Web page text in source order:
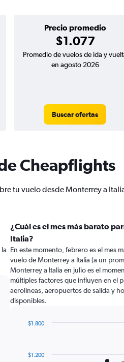
Precio promedio
$1.077
Promedio de vuelos de ida y
en agosto 2026
Buscar ofertas
Cheapflights
tu vuelo desde Monterrey a
¿Cuál es el mes más barato
Italia?
En este momento, febrero es el mes
vuelo de Monterrey a Italia (a un
Monterrey a Italia en julio es el
múltiples factores que influyen en el
aerolíneas, aeropuertos de salida y
disponibles.
12$1.200
$1.800